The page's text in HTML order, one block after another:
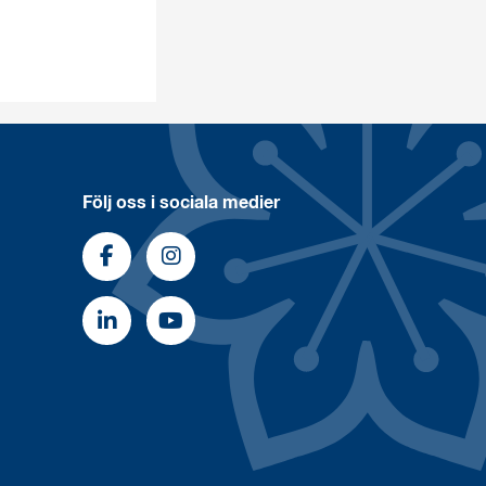
Följ oss i sociala medier